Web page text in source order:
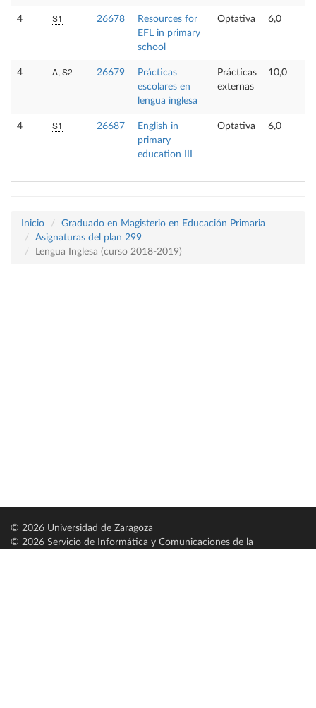
4 S1 26678
Resources for
EFL in primary
school
Optativa 6,0
4 A, S2 26679
Prácticas
escolares en
lengua inglesa
Prácticas
externas
10,0
4 S1 26687
English in
primary
education III
Optativa 6,0
Inicio
Graduado en Magisterio en Educación Primaria
Asignaturas del plan 299
Lengua Inglesa (curso 2018-2019)
© 2026 Universidad de Zaragoza
© 2026 Servicio de Informática y Comunicaciones de la